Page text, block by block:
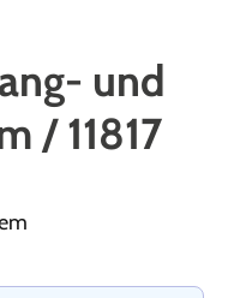
und
/ 11817